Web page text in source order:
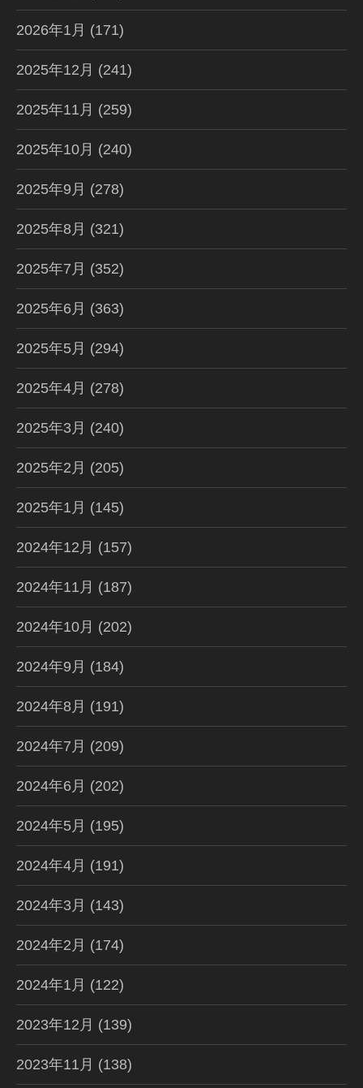
2026年1月 (171)
2025年12月 (241)
2025年11月 (259)
2025年10月 (240)
2025年9月 (278)
2025年8月 (321)
2025年7月 (352)
2025年6月 (363)
2025年5月 (294)
2025年4月 (278)
2025年3月 (240)
2025年2月 (205)
2025年1月 (145)
2024年12月 (157)
2024年11月 (187)
2024年10月 (202)
2024年9月 (184)
2024年8月 (191)
2024年7月 (209)
2024年6月 (202)
2024年5月 (195)
2024年4月 (191)
2024年3月 (143)
2024年2月 (174)
2024年1月 (122)
2023年12月 (139)
2023年11月 (138)